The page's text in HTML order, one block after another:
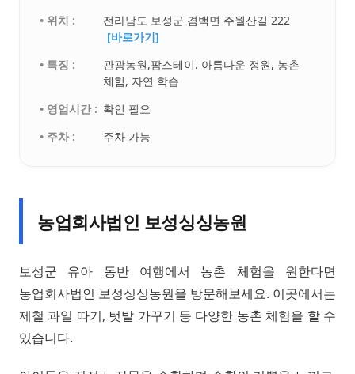
• 위치 :
전라남도 보성군 겸백면 주월산길 222
[바로가기]
• 특징 :
관광농원,팜스테이. 아름다운 정원, 농촌
체험, 자연 학습
• 영업시간 : 확인 필요
• 주차 :
주차 가능
농업회사법인 보성싱싱농원
보성군 유아 동반 여행에서 농촌 체험을 원한다면
농업회사법인 보성싱싱농원을 방문해보세요. 이곳에서는
제철 과일 따기, 텃밭 가꾸기 등 다양한 농촌 체험을 할 수
있습니다.